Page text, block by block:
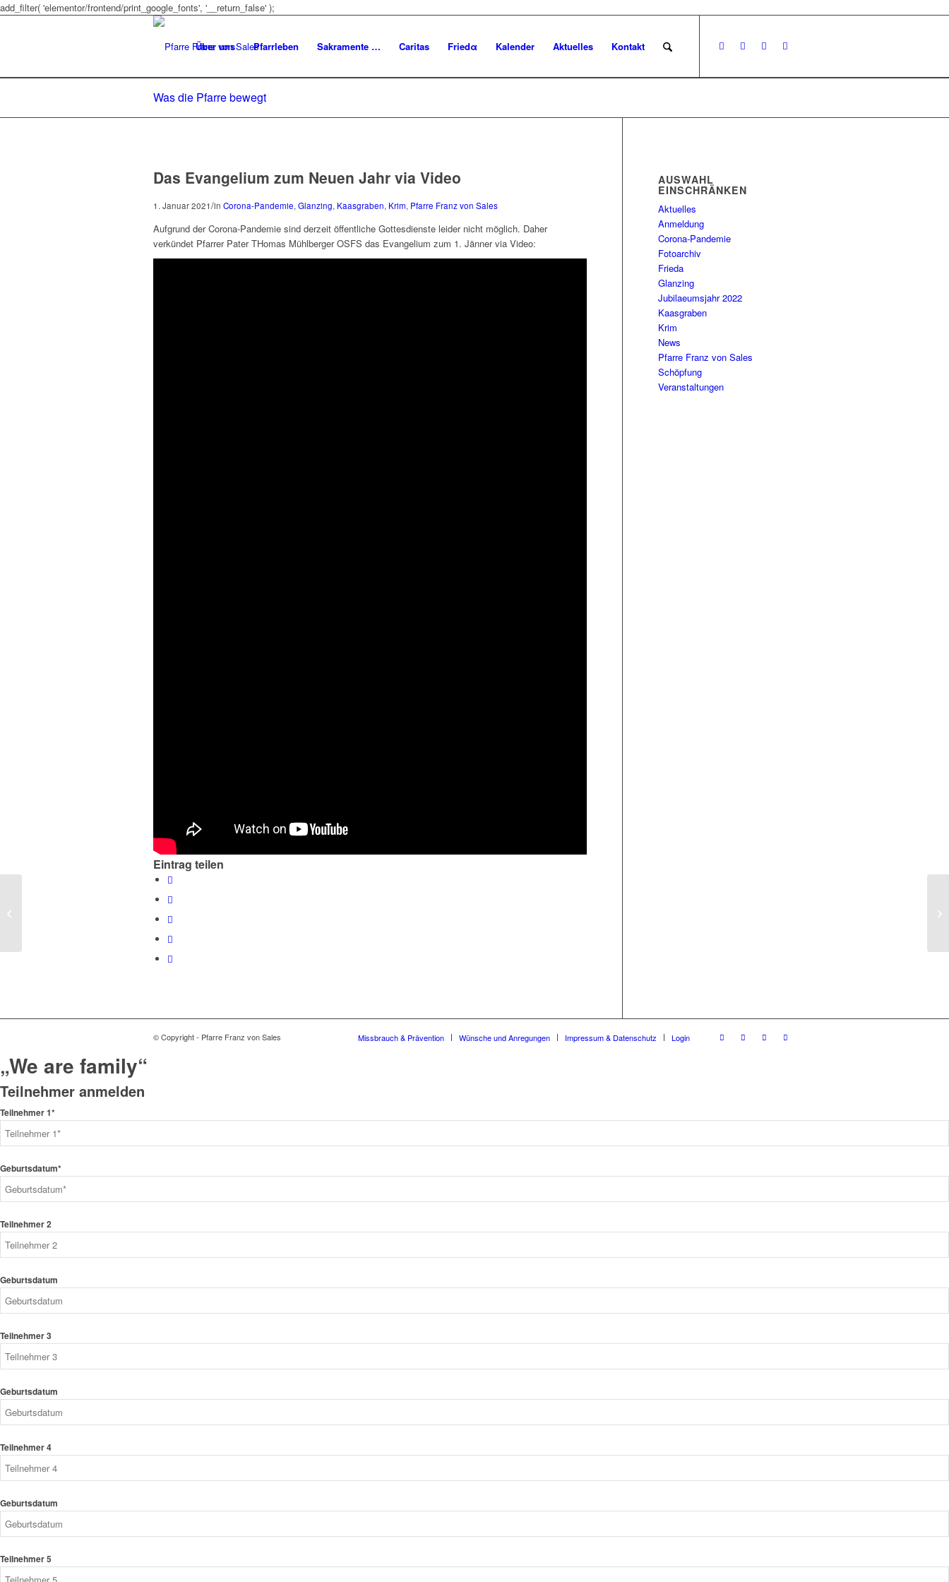
add_filter( 'elementor/frontend/print_google_fonts', '__return_false' );
Über uns Pfarrleben Sakramente … Caritas Friedα Kalender Aktuelles Kontakt
Was die Pfarre bewegt
Das Evangelium zum Neuen Jahr via Video
1. Januar 2021/in Corona-Pandemie, Glanzing, Kaasgraben, Krim, Pfarre Franz von Sales
Aufgrund der Corona-Pandemie sind derzeit öffentliche Gottesdienste leider nicht möglich. Daher
verkündet Pfarrer Pater THomas Mühlberger OSFS das Evangelium zum 1. Jänner via Video:
Eintrag teilen
AUSWAHL
EINSCHRÄNKEN
Aktuelles
Anmeldung
Corona-Pandemie
Fotoarchiv
Frieda
Glanzing
Jubilaeumsjahr 2022
Kaasgraben
Krim
News
Pfarre Franz von Sales
Schöpfung
Veranstaltungen
© Copyright - Pfarre Franz von Sales Missbrauch & Prävention Wünsche und Anregungen Impressum & Datenschutz Login
„We are family“
Teilnehmer anmelden
Teilnehmer 1*
Geburtsdatum*
Teilnehmer 2
Geburtsdatum
Teilnehmer 3
Geburtsdatum
Teilnehmer 4
Geburtsdatum
Teilnehmer 5